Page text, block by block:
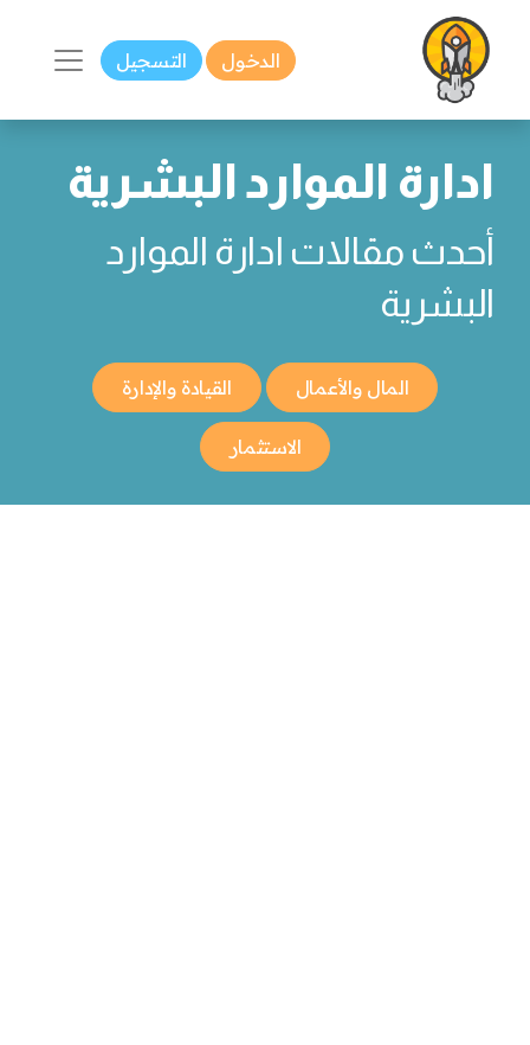
الدخول التسجيل
ادارة الموارد البشرية
أحدث مقالات ادارة الموارد
البشرية
المال والأعمال القيادة والإدارة
الاستثمار